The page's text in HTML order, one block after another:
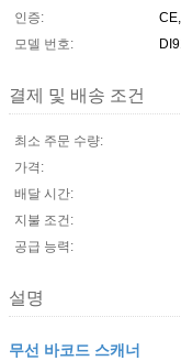
인증:
모델 번호:
결제 및 배송 조건
최소 주문 수량:
가격:
배달 시간:
지불 조건:
공급 능력:
설명
무선 바코드 스캐너